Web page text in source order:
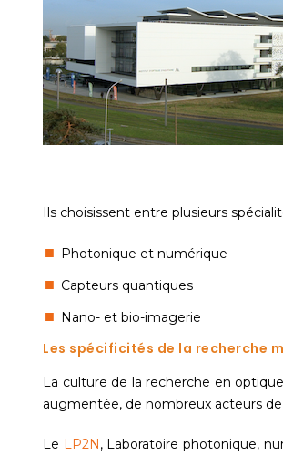
Ils choisissent entre plusieurs
Photonique et numérique
Capteurs quantiques
Nano- et bio-imagerie
Les spécificités de la recherche
La culture de la recherche en
augmentée, de nombreux acteurs
Le LP2N, Laboratoire photonique,